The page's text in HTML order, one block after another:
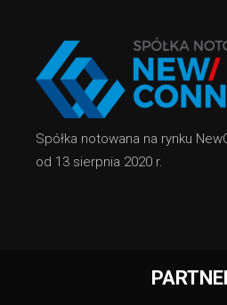
Spółka notowana na rynku
od 13 sierpnia 2020 r.